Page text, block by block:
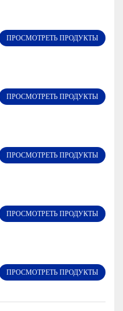
ПРОСМОТРЕТЬ ПРОДУКТЫ
ПРОСМОТРЕТЬ ПРОДУКТЫ
ПРОСМОТРЕТЬ ПРОДУКТЫ
ПРОСМОТРЕТЬ ПРОДУКТЫ
ПРОСМОТРЕТЬ ПРОДУКТЫ